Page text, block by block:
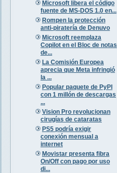
Microsoft libera el código
fuente de MS-DOS 1.0 en...
Rompen la protección
anti-piratería de Denuvo
Microsoft reemplaza
Copilot en el Bloc de notas
de...
La Comisión Europea
aprecia que Meta infringió
la ...
Popular paquete de PyPI
con 1 millón de descargas
...
Vision Pro revolucionan
cirugías de cataratas
PS5 podría exigir
conexión mensual a
internet
Movistar presenta fibra
On/Off con pago por uso
di...